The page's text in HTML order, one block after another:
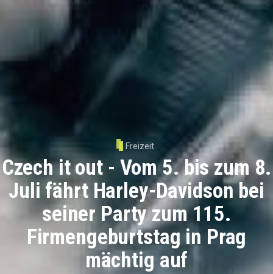
Freizeit
Czech it out - Vom 5. bis zum 8.
Juli fährt Harley-Davidson bei
seiner Party zum 115.
Firmengeburtstag in Prag
mächtig auf